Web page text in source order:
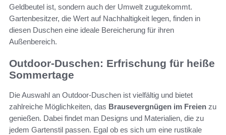
Geldbeutel ist, sondern auch der Umwelt zugutekommt.
Gartenbesitzer, die Wert auf Nachhaltigkeit legen, finden in
diesen Duschen eine ideale Bereicherung für ihren
Außenbereich.
Outdoor-Duschen: Erfrischung für heiße
Sommertage
Die Auswahl an Outdoor-Duschen ist vielfältig und bietet
zahlreiche Möglichkeiten, das Brausevergnügen im Freien zu
genießen. Dabei findet man Designs und Materialien, die zu
jedem Gartenstil passen. Egal ob es sich um eine rustikale